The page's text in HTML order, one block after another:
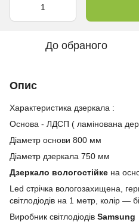
До обраного
Опис
Характеристика дзеркала :
Основа - ЛДСП ( ламінована
Діаметр основи 800 мм
Діаметр дзеркала 750 мм
Дзеркало вологостійке на
Led стрічка вологозахищена,
світлодіодів на 1 метр, колір —
Виробник світлодіодів Samsung